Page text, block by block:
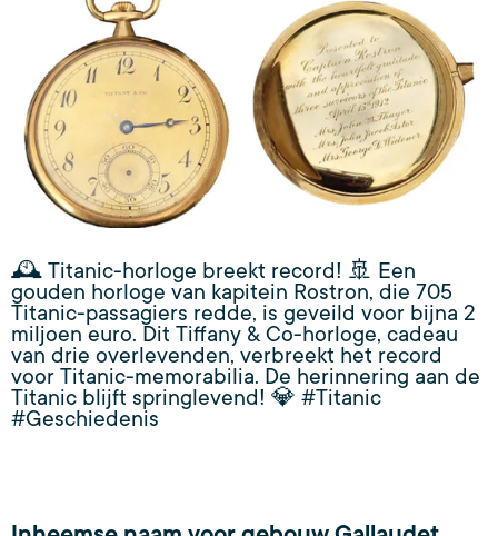
🕰️ Titanic-horloge breekt record! 🚢 Een
gouden horloge van kapitein Rostron, die 705
Titanic-passagiers redde, is geveild voor bijna 2
miljoen euro. Dit Tiffany & Co-horloge, cadeau
van drie overlevenden, verbreekt het record
voor Titanic-memorabilia. De herinnering aan de
Titanic blijft springlevend! 💎 #Titanic
#Geschiedenis